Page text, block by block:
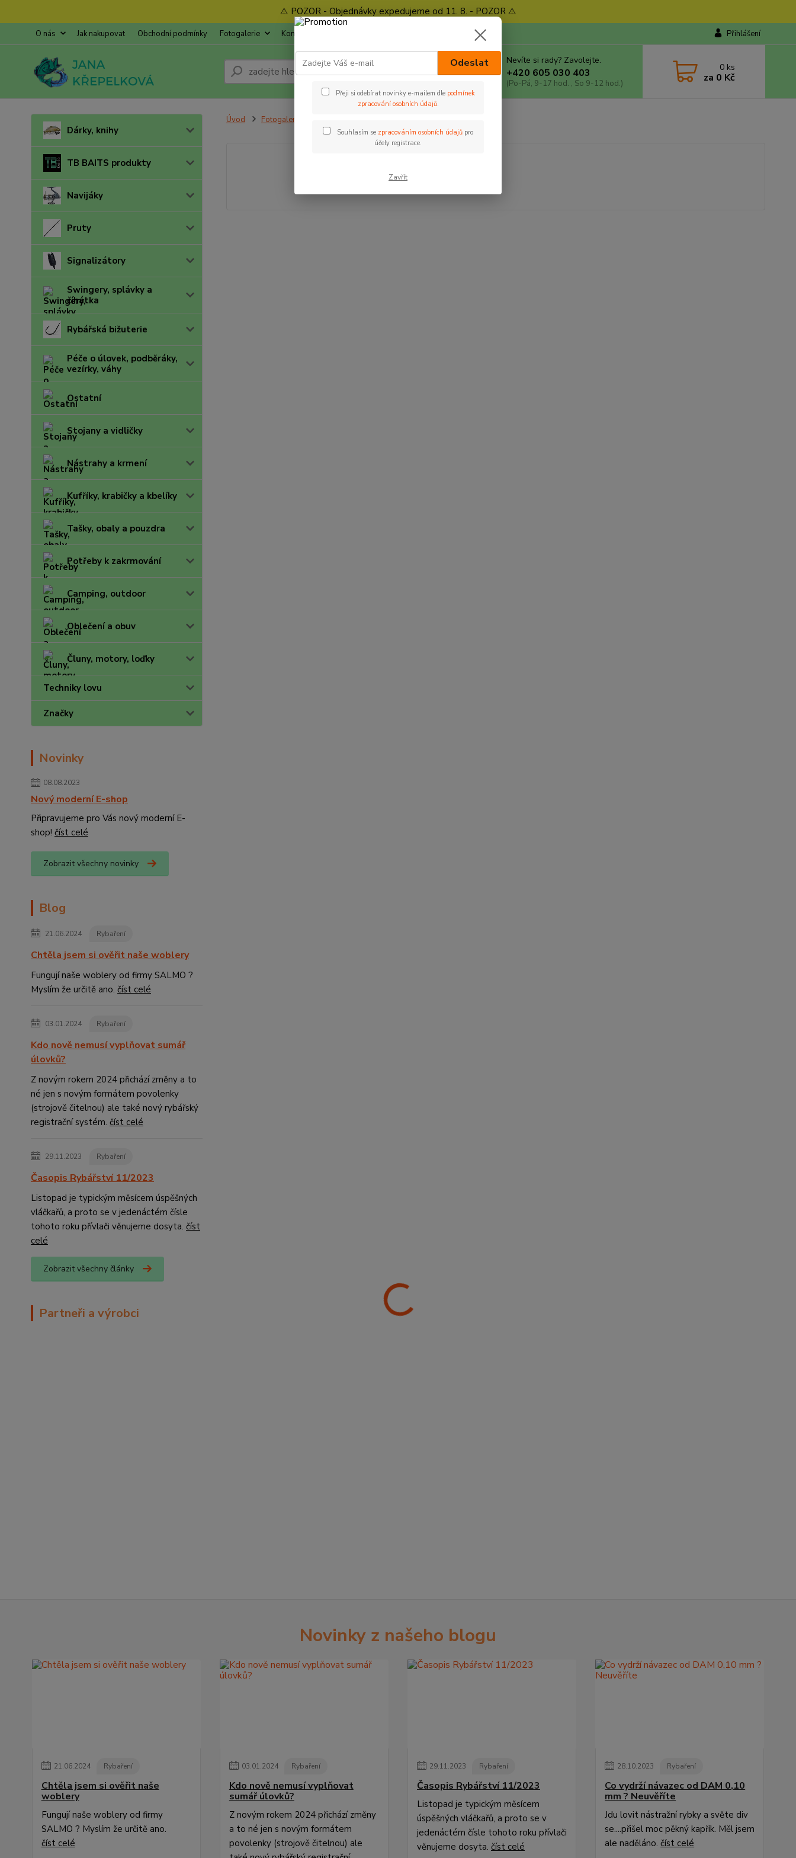
⚠️ POZOR - Objednávky expedujeme od 11. 8. - POZOR ⚠️
O nás Jak nakupovat Obchodní podmínky Fotogalerie Kontakty Přihlášení
Hledat
Nevíte si rady? Zavolejte.
+420 605 030 403
(Po-Pá, 9-17 hod. , So 9-12 hod.)
0 ks
za 0 Kč
Dárky, knihy
TB BAITS produkty
Navijáky
Pruty
Signalizátory
Swingery, splávky a
číhátka
Rybářská bižuterie
Péče o úlovek, podběráky,
vezírky, váhy
Ostatní
Stojany a vidličky
Nástrahy a krmení
Kufříky, krabičky a kbelíky
Tašky, obaly a pouzdra
Potřeby k zakrmování
Camping, outdoor
Oblečení a obuv
Čluny, motory, loďky
Techniky lovu
Značky
Novinky
08.08.2023
Nový moderní E-shop
Připravujeme pro Vás nový moderní E-
shop! číst celé
Zobrazit všechny novinky
Blog
21.06.2024 Rybaření
Chtěla jsem si ověřit naše woblery
Fungují naše woblery od firmy SALMO ?
Myslím že určitě ano. číst celé
03.01.2024 Rybaření
Kdo nově nemusí vyplňovat sumář
úlovků?
Z novým rokem 2024 přichází změny a to
né jen s novým formátem povolenky
(strojově čitelnou) ale také nový rybářský
registrační systém. číst celé
29.11.2023 Rybaření
Časopis Rybářství 11/2023
Listopad je typickým měsícem úspěšných
vláčkařů, a proto se v jedenáctém čísle
tohoto roku přívlači věnujeme dosyta. číst
celé
Zobrazit všechny články
Partneři a výrobci
Úvod Fotogalerie
Novinky z našeho blogu
21.06.2024 Rybaření
Chtěla jsem si ověřit naše
woblery
Fungují naše woblery od firmy
SALMO ? Myslím že určitě ano.
číst celé
03.01.2024 Rybaření
Kdo nově nemusí vyplňovat
sumář úlovků?
Z novým rokem 2024 přichází změny
a to né jen s novým formátem
povolenky (strojově čitelnou) ale
29.11.2023 Rybaření
Časopis Rybářství 11/2023
Listopad je typickým měsícem
úspěšných vláčkařů, a proto se v
jedenáctém čísle tohoto roku přívlači
věnujeme dosyta. číst celé
28.10.2023 Rybaření
Co vydrží návazec od DAM 0,10
mm ? Neuvěříte
Jdu lovit nástražní rybky a světe div
se....přišel moc pěkný kapřík. Měl jsem
ale naděláno.číst celé
Odeslat
Přeji si odebírat novinky e-mailem dle podmínek
zpracování osobních údajů.
Souhlasím se zpracováním osobních údajů pro
účely registrace.
Zavřít